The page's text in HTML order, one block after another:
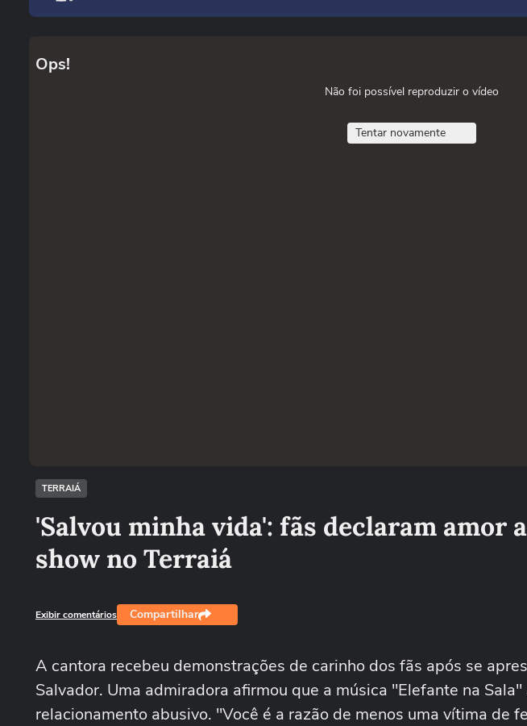
Ops!
Não foi possível reproduzir o vídeo
Tentar novamente
TERRAIÁ
'Salvou minha vida': fãs declaram amor
show no Terraiá
Exibir comentários Compartilhar
A cantora recebeu demonstrações de carinho dos fãs após se
Salvador. Uma admiradora afirmou que a música "Elefante na
relacionamento abusivo. "Você é a razão de menos uma vítima de